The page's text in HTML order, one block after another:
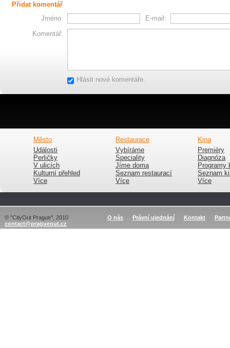
Přidat komentář
Jméno:
E-mail:
Komentář:
Hlásit nové komentáře.
Město
Události
Perličky
V ulicích
Kulturní přehled
Více
Restaurace
Vybíráme
Speciality
Jíme doma
Seznam restaurací
Více
Kina
Premiéry
Diagnóza
Programy
Seznam
Více
© "CityOut Prague", 2010
contact@pragueout.cz
O nás Právní ujednání Kontakt